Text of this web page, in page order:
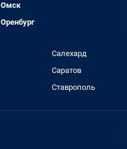
Омск
Оренбург
Салехард
Саратов
Ставрополь